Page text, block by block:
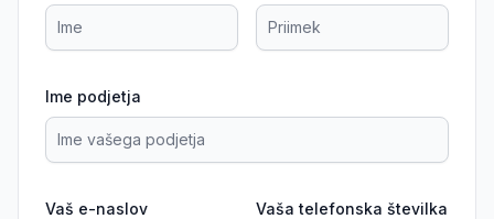
Ime podjetja
Vaš e-naslov Vaša telefonska številka